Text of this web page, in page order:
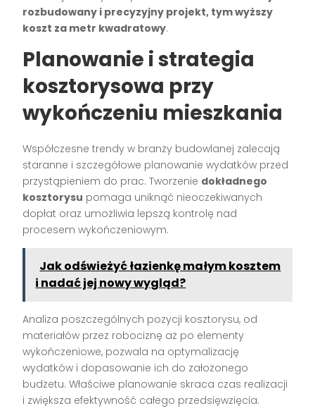
rozbudowany i precyzyjny projekt, tym wyższy
koszt za metr kwadratowy.
Planowanie i strategia
kosztorysowa przy
wykończeniu mieszkania
Współczesne trendy w branży budowlanej zalecają
staranne i szczegółowe planowanie wydatków przed
przystąpieniem do prac. Tworzenie dokładnego
kosztorysu pomaga uniknąć nieoczekiwanych
dopłat oraz umożliwia lepszą kontrolę nad
procesem wykończeniowym.
Jak odświeżyć łazienkę małym kosztem
i nadać jej nowy wygląd?
Analiza poszczególnych pozycji kosztorysu, od
materiałów przez robociznę aż po elementy
wykończeniowe, pozwala na optymalizację
wydatków i dopasowanie ich do założonego
budżetu. Właściwe planowanie skraca czas realizacji
i zwiększa efektywność całego przedsięwzięcia.